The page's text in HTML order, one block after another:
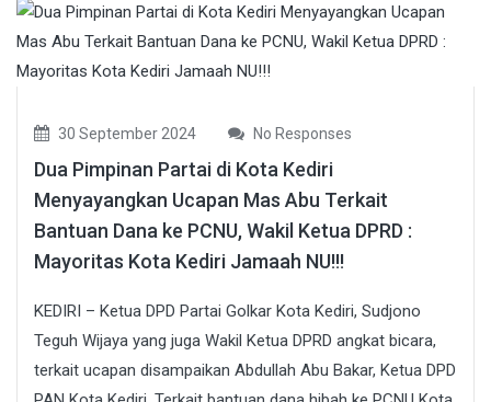
30 September 2024 No Responses
Dua Pimpinan Partai di Kota Kediri
Menyayangkan Ucapan Mas Abu Terkait
Bantuan Dana ke PCNU, Wakil Ketua DPRD :
Mayoritas Kota Kediri Jamaah NU!!!
KEDIRI – Ketua DPD Partai Golkar Kota Kediri, Sudjono
Teguh Wijaya yang juga Wakil Ketua DPRD angkat bicara,
terkait ucapan disampaikan Abdullah Abu Bakar, Ketua DPD